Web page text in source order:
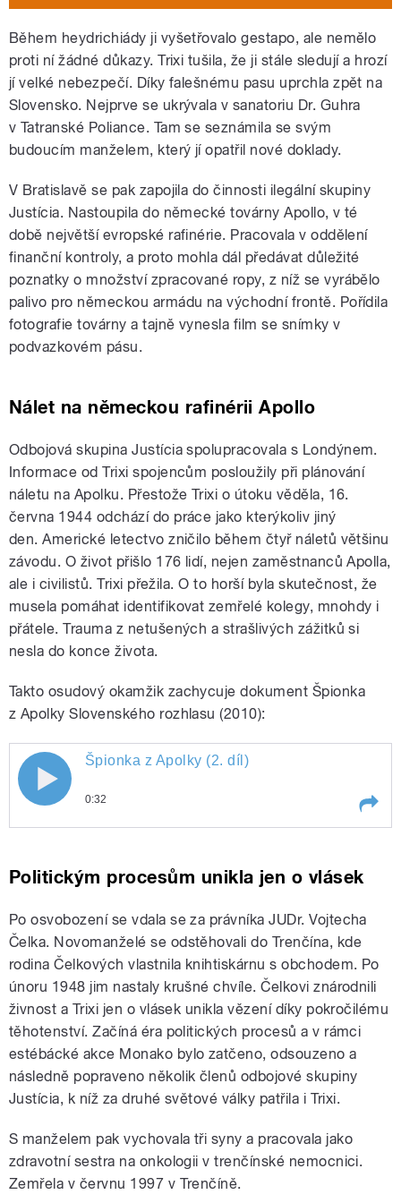
Během heydrichiády ji vyšetřovalo gestapo, ale nemělo
proti ní žádné důkazy. Trixi tušila, že ji stále sledují a hrozí
jí velké nebezpečí. Díky falešnému pasu uprchla zpět na
Slovensko. Nejprve se ukrývala v sanatoriu Dr. Guhra
v Tatranské Poliance. Tam se seznámila se svým
budoucím manželem, který jí opatřil nové doklady.
V Bratislavě se pak zapojila do činnosti ilegální skupiny
Justícia. Nastoupila do německé továrny Apollo, v té
době největší evropské rafinérie. Pracovala v oddělení
finanční kontroly, a proto mohla dál předávat důležité
poznatky o množství zpracované ropy, z níž se vyrábělo
palivo pro německou armádu na východní frontě. Pořídila
fotografie továrny a tajně vynesla film se snímky v
podvazkovém pásu.
Nálet na německou rafinérii Apollo
Odbojová skupina Justícia spolupracovala s Londýnem.
Informace od Trixi spojencům posloužily při plánování
náletu na Apolku. Přestože Trixi o útoku věděla, 16.
června 1944 odchází do práce jako kterýkoliv jiný
den. Americké letectvo zničilo během čtyř náletů většinu
závodu. O život přišlo 176 lidí, nejen zaměstnanců Apolla,
ale i civilistů. Trixi přežila. O to horší byla skutečnost, že
musela pomáhat identifikovat zemřelé kolegy, mnohdy i
přátele. Trauma z netušených a strašlivých zážitků si
nesla do konce života.
Takto osudový okamžik zachycuje dokument Špionka
z Apolky Slovenského rozhlasu (2010):
Špionka z Apolky (2. díl)
pause
Špionka z Apolky (2. díl)
0:32
Politickým procesům unikla jen o vlásek
Po osvobození se vdala se za právníka JUDr. Vojtecha
Čelka. Novomanželé se odstěhovali do Trenčína, kde
rodina Čelkových vlastnila knihtiskárnu s obchodem. Po
únoru 1948 jim nastaly krušné chvíle. Čelkovi znárodnili
živnost a Trixi jen o vlásek unikla vězení díky pokročilému
těhotenství. Začíná éra politických procesů a v rámci
estébácké akce Monako bylo zatčeno, odsouzeno a
následně popraveno několik členů odbojové skupiny
Justícia, k níž za druhé světové války patřila i Trixi.
S manželem pak vychovala tři syny a pracovala jako
zdravotní sestra na onkologii v trenčínské nemocnici.
Zemřela v červnu 1997 v Trenčíně.